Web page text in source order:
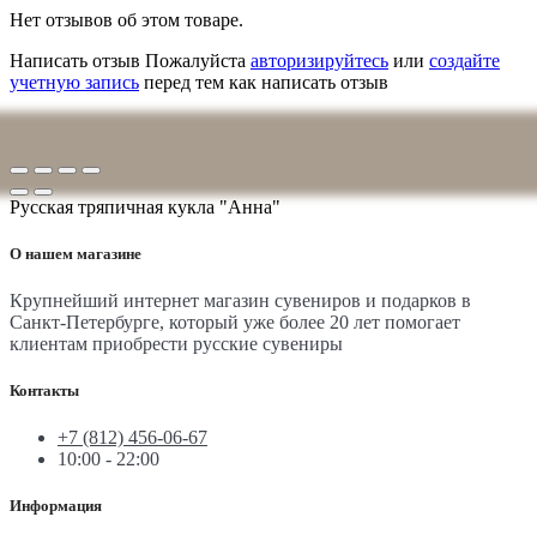
Нет отзывов об этом товаре.
Написать отзыв Пожалуйста авторизируйтесь или создайте
учетную запись перед тем как написать отзыв
Русская тряпичная кукла "Анна"
О нашем магазине
Крупнейший интернет магазин сувениров и подарков в
Санкт-Петербурге, который уже более 20 лет помогает
клиентам приобрести русские сувениры
Контакты
+7 (812) 456-06-67
10:00 - 22:00
Информация